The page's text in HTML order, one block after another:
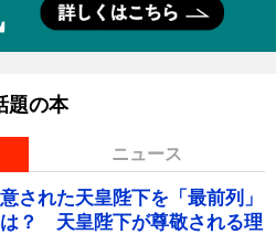
題の本
ニュース
された天皇陛下を「最前列」
？ 天皇陛下が尊敬される理